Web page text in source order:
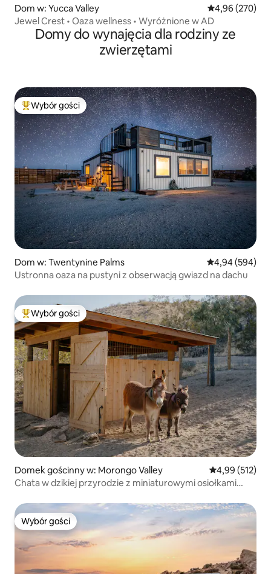
Dom w: Yucca Valley Średnia
4,96 (270)
Jewel Crest • Oaza wellness • Wyróżnione w AD
Domy do wynajęcia dla rodziny ze
zwierzętami
Najpopularniejsze z kategorii Wybór gości
Wybór gości
Dom w: Twentynine Palms Średnia
4,94 (594)
Ustronna oaza na pustyni z obserwacją gwiazd na dachu
Najpopularniejsze z kategorii Wybór gości
Wybór gości
Domek gościnny w: Morongo Valley Średnia
4,99 (512)
Chata w dzikiej przyrodzie z miniaturowymi osiołkami
Wybór gości
Wybór gości